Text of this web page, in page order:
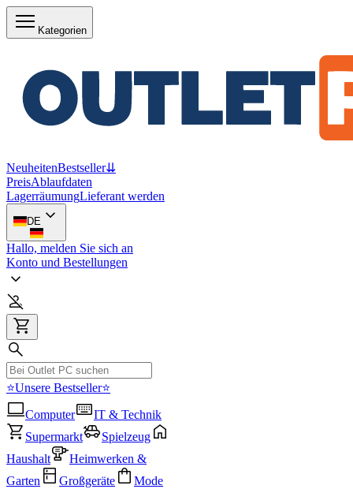
Kategorien
NeuheitenBestseller⇊
PreisAblaufdaten
LagerräumungLieferant werden
DE
Hallo, melden Sie sich an
Konto und Bestellungen
⭐Unsere Bestseller⭐
Computer
IT & Technik
Supermarkt
Spielzeug
Haushalt
Heimwerken &
Garten
Großgeräte Mode